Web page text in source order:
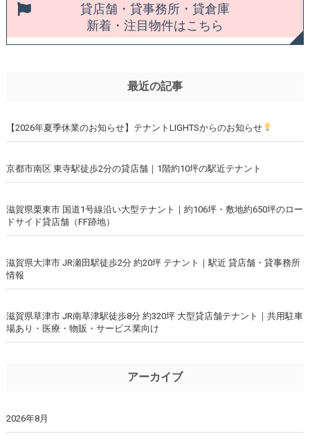
貸店舗・貸事務所・貸倉庫
新着・注目物件はこちら
最近の記事
【2026年夏季休業のお知らせ】テナントLIGHTSからのお知らせ
京都市南区 東寺駅徒歩2分の貸店舗｜1階約10坪の駅近テナント
滋賀県栗東市 国道1号線沿い大型テナント｜約106坪・敷地約650坪のロー
ドサイド貸店舗（FF跡地）
滋賀県大津市 JR瀬田駅徒歩2分 約20坪 テナント｜駅近 貸店舗・貸事務所
情報
滋賀県草津市 JR南草津駅徒歩8分 約320坪 大型貸店舗テナント｜共用駐車
場あり・医療・物販・サービス業向け
アーカイブ
2026年8月